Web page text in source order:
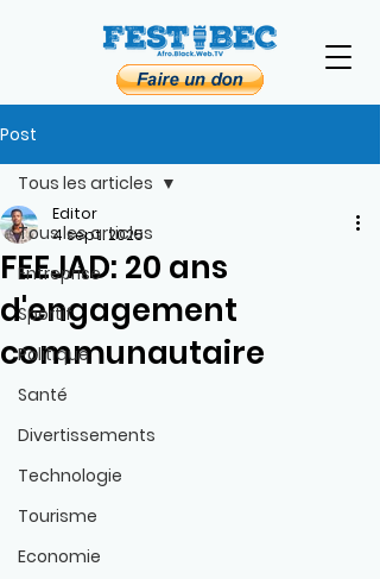
Post
Tous les articles
Entreprise
Sportif
Politique
Santé
Divertissements
Technologie
Tourisme
Economie
Tous les articles
FEEJAD: 20 ans
d'engagement
communautaire
Editor
4 sept. 2025